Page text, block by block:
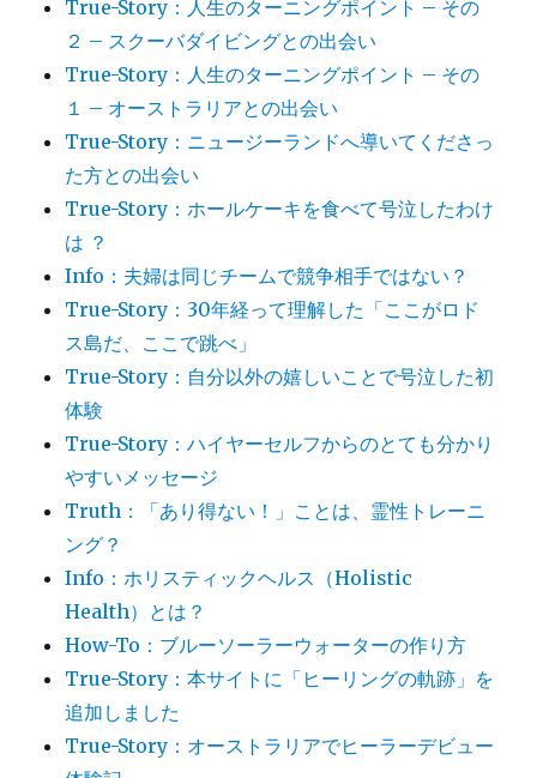
True-Story：人生のターニングポイント – その
２ – スクーバダイビングとの出会い
True-Story：人生のターニングポイント – その
１ – オーストラリアとの出会い
True-Story：ニュージーランドへ導いてくださっ
た方との出会い
True-Story：ホールケーキを食べて号泣したわけ
は ？
Info：夫婦は同じチームで競争相手ではない？
True-Story：30年経って理解した「ここがロド
ス島だ、ここで跳べ」
True-Story：自分以外の嬉しいことで号泣した初
体験
True-Story：ハイヤーセルフからのとても分かり
やすいメッセージ
Truth：「あり得ない！」ことは、霊性トレーニ
ング？
Info：ホリスティックヘルス（Holistic
Health）とは？
How-To：ブルーソーラーウォーターの作り方
True-Story：本サイトに「ヒーリングの軌跡」を
追加しました
True-Story：オーストラリアでヒーラーデビュー